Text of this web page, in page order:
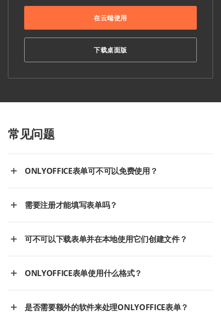
在云端使用
下载桌面版
常见问题
ONLYOFFICE表单可不可以免费使用？
需要注册才能填写表单吗？
可不可以下载表单并在本地使用它们创建文件？
ONLYOFFICE表单使用什么格式？
是否需要额外的软件来处理ONLYOFFICE表单？